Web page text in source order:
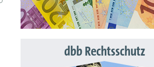
dbb Rechtsschutz